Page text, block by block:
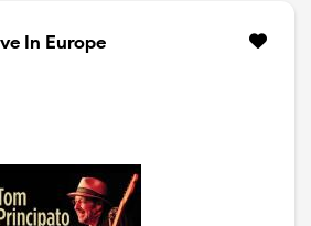
tra cui una vibrante versione di
Emmons in Cherockee.
In Europe